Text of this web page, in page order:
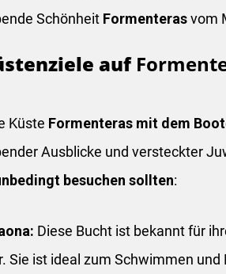
Schönheit Formenterasvom
auf
Küste Formenteras mit dem Boot
Ausblicke und versteckter
besuchen sollten:
Diese Bucht ist bekannt für
Sie ist ideal zum Schwimmen